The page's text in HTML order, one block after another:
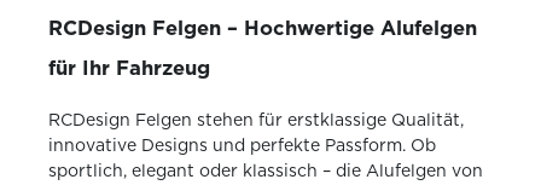
RCDesign Felgen – Hochwertige Alufelgen
für Ihr Fahrzeug
RCDesign Felgen stehen für erstklassige Qualität,
innovative Designs und perfekte Passform. Ob
sportlich, elegant oder klassisch – die Alufelgen von